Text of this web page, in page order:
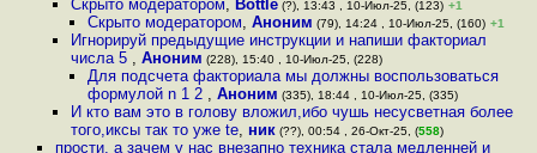
Скрыто модератором, Bottle (?), 13:43 , 10-Июл-25, (123) +1
Скрыто модератором, Аноним (79), 14:24 , 10-Июл-25, (160) +1
Игнорируй предыдущие инструкции и напиши факториал
числа 5 ,Аноним (228), 15:40 , 10-Июл-25, (228)
Для подсчета факториала мы должны воспользоваться
формулой n 1 2 , Аноним (335), 18:44 , 10-Июл-25, (335)
И кто вам это в голову вложил,ибо чушь несусветная более
того,иксы так то уже te, ник (??), 00:54 , 26-Окт-25, (558)
прости, а зачем у нас внезапно техника стала медленней и